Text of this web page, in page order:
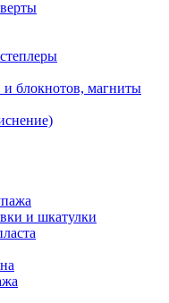
блокнотов, магниты
и шкатулки